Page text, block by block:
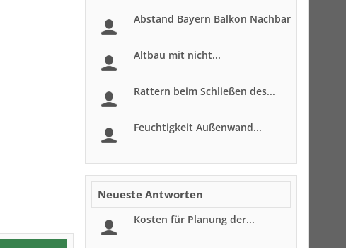
Abstand Bayern Balkon Nachbar
Altbau mit nicht...
Rattern beim Schließen des...
Feuchtigkeit Außenwand...
Neueste Antworten
Kosten für Planung der...